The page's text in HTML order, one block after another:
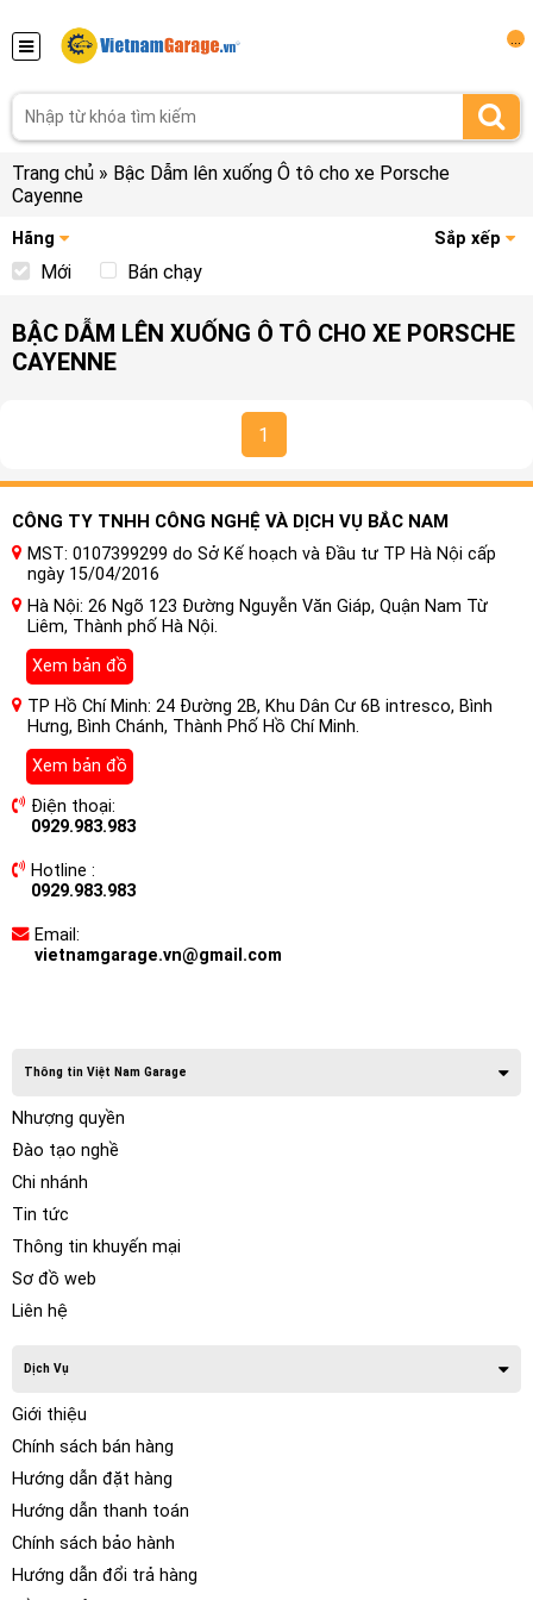
Trang chủ » Bậc Dẫm lên xuống Ô tô cho xe Porsche
Cayenne
Hãng Sắp xếp
Mới Bán chạy
BẬC DẪM LÊN XUỐNG Ô TÔ CHO XE PORSCHE
CAYENNE
1
CÔNG TY TNHH CÔNG NGHỆ VÀ DỊCH VỤ BẮC NAM
MST: 0107399299 do Sở Kế hoạch và Đầu tư TP Hà Nội cấp
ngày 15/04/2016
Hà Nội: 26 Ngõ 123 Đường Nguyễn Văn Giáp, Quận Nam Từ
Liêm, Thành phố Hà Nội.
Xem bản đồ
TP Hồ Chí Minh: 24 Đường 2B, Khu Dân Cư 6B intresco, Bình
Hưng, Bình Chánh, Thành Phố Hồ Chí Minh.
Xem bản đồ
Điện thoại:
0929.983.983
Hotline :
0929.983.983
Email:
vietnamgarage.vn@gmail.com
Thông tin Việt Nam Garage
Nhượng quyền
Đào tạo nghề
Chi nhánh
Tin tức
Thông tin khuyến mại
Sơ đồ web
Liên hệ
Dịch Vụ
Giới thiệu
Chính sách bán hàng
Hướng dẫn đặt hàng
Hướng dẫn thanh toán
Chính sách bảo hành
Hướng dẫn đổi trả hàng